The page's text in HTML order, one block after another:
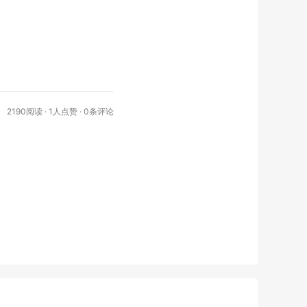
2190阅读 · 1 人点赞 · 0条评论